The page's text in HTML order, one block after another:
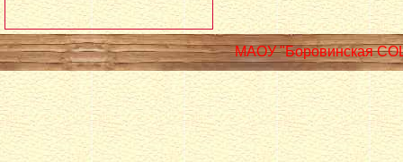
МАОУ "Боровинская